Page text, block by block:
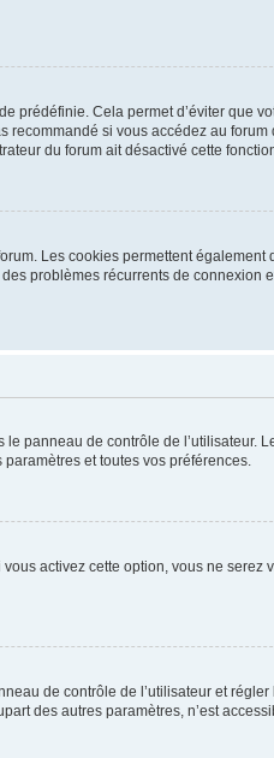
prédéfinie. Cela permet d’éviter que
recommandé si vous accédez au
du forum ait désactivé cette
Les cookies permettent également
problèmes récurrents de connexion
panneau de contrôle de l’utilisateur.
et toutes vos préférences.
activez cette option, vous ne serez
de contrôle de l’utilisateur et
des autres paramètres, n’est